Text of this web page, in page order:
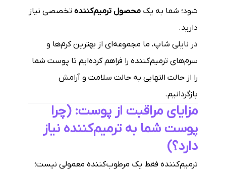
شود؛ شما به یک محصول ترمیم‌کننده تخصصی نیاز
دارید.
در نایلی شاپ، ما مجموعه‌ای از بهترین کرم‌ها و
سرم‌های ترمیم‌کننده را فراهم کرده‌ایم تا پوست شما
را از حالت التهابی به حالت سلامت و آرامش
بازگردانیم.
مزایای مراقبت از پوست: (چرا
پوست شما به ترمیم‌کننده نیاز
دارد؟)
ترمیم‌کننده فقط یک مرطوب‌کننده معمولی نیست؛